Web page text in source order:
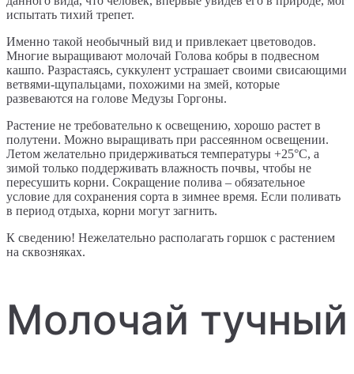
испытать тихий трепет.
Именно такой необычный вид и привлекает цветоводов.
Многие выращивают молочай Голова кобры в подвесном
кашпо. Разрастаясь, суккулент устрашает своими свисающими
ветвями-щупальцами, похожими на змей, которые
развеваются на голове Медузы Горгоны.
Растение не требовательно к освещению, хорошо растет в
полутени. Можно выращивать при рассеянном освещении.
Летом желательно придерживаться температуры +25°C, а
зимой только поддерживать влажность почвы, чтобы не
пересушить корни. Сокращение полива – обязательное
условие для сохранения сорта в зимнее время. Если поливать
в период отдыха, корни могут загнить.
К сведению! Нежелательно располагать горшок с растением
на сквозняках.
Молочай тучный